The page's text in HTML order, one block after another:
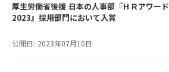
厚生労働省後援 日本の人事部『ＨＲアワード
2023』採用部門において入賞
公開日: 2023年07月10日